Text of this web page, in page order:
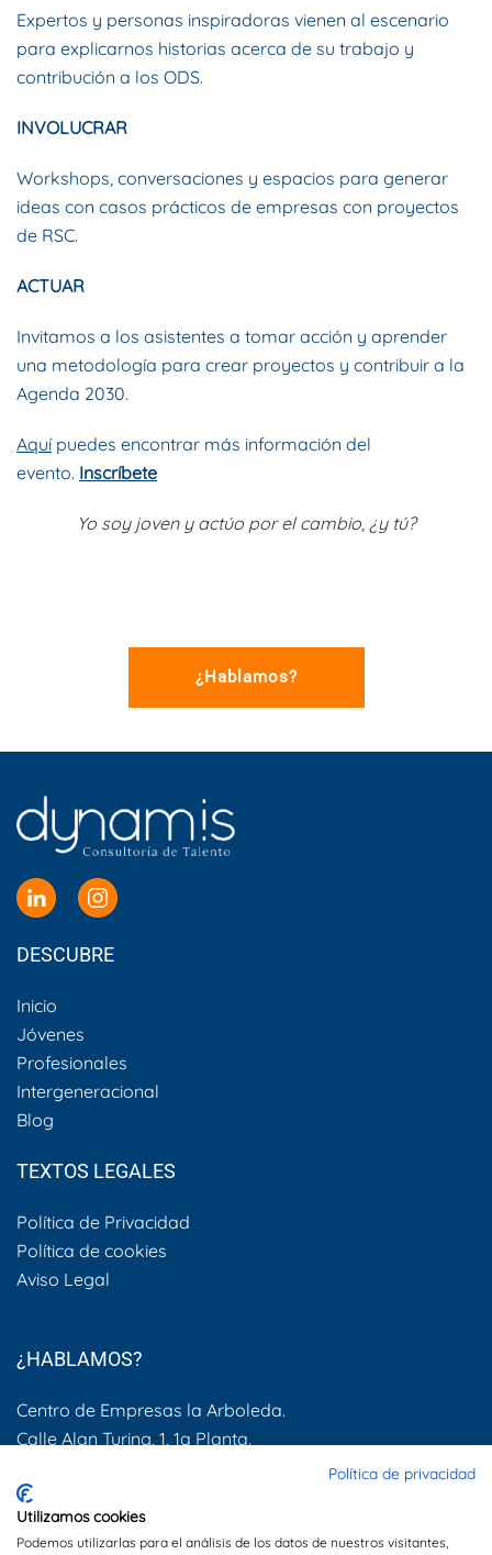
Expertos y personas inspiradoras vienen al escenario
para explicarnos historias acerca de su trabajo y
contribución a los ODS.
INVOLUCRAR
Workshops, conversaciones y espacios para generar
ideas con casos prácticos de empresas con proyectos
de RSC.
ACTUAR
Invitamos a los asistentes a tomar acción y aprender
una metodología para crear proyectos y contribuir a la
Agenda 2030.
Aquípuedes encontrar más información del
evento. Inscríbete
Yo soy joven y actúo por el cambio, ¿y tú?
¿Hablamos?
DESCUBRE
Inicio
Jóvenes
Profesionales
Intergeneracional
Blog
TEXTOS LEGALES
Política de Privacidad
Política de cookies
Aviso Legal
¿HABLAMOS?
Centro de Empresas la Arboleda.
Calle Alan Turing, 1, 1a Planta.
600 505 083
info@dynamis.es
Política de privacidad
Utilizamos cookies
Podemos utilizarlas para el análisis de los datos de nuestros visitantes,